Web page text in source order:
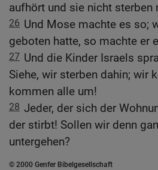
aufhört und sie nicht sterben
26 Und Mose machte es so;
geboten hatte, so machte er
27 Und die Kinder Israels
Siehe, wir sterben dahin; wir
kommen alle um!
28 Jeder, der sich der
der stirbt! Sollen wir denn
untergehen?
© 2000 Genfer Bibelgesellschaft